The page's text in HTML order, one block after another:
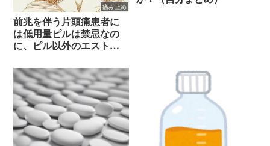
痛み止め
前兆を伴う片頭痛患者に
は低用量ピルは禁忌なの
に、ピル以外のエストロ
忌」の文言がない件につ
いて（自分まとめ）